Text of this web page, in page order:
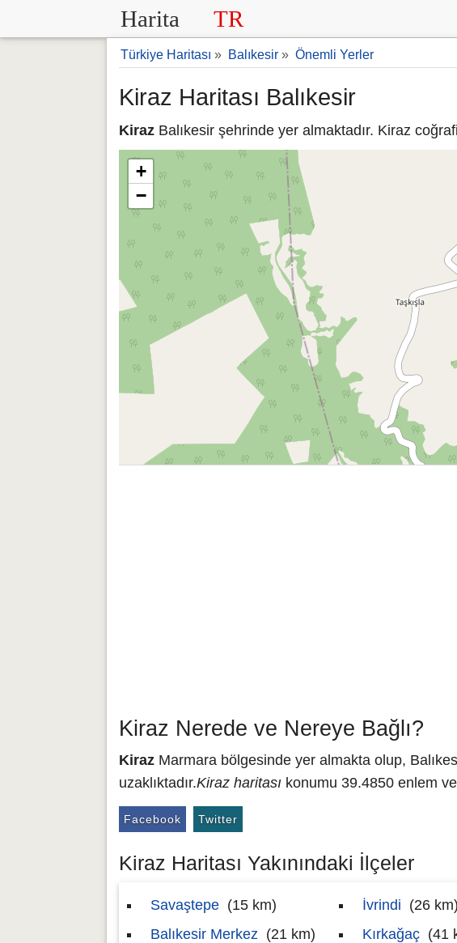
Harita TR
Türkiye Haritası » Balıkesir » Önemli Yerler
Kiraz Haritası Balıkesir
Kiraz Balıkesir şehrinde yer almaktadır. Kiraz
+
−
Kiraz Nerede ve Nereye Bağlı?
Kiraz Marmara bölgesinde yer almakta olup,
uzaklıktadır.Kiraz haritası konumu 39.4850 enlem
Facebook Twitter
Kiraz Haritası Yakınındaki İlçeler
Savaştepe (15 km)
Balıkesir Merkez (21 km)
İvrindi (26 km)
Kırkağaç (41